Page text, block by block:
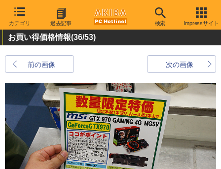
カテゴリ 過去記事 検索 Impressサイト
お買い得価格情報(36/53)
前の画像 次の画像